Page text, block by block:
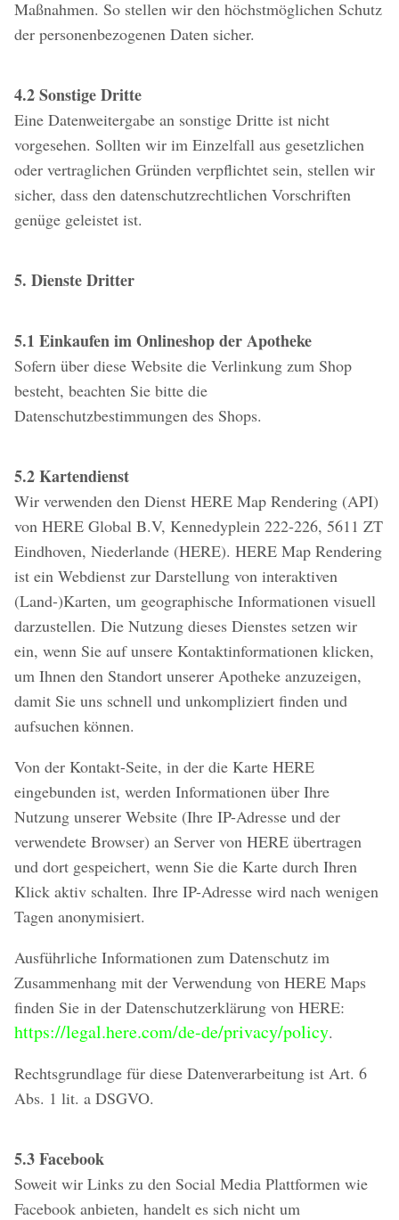
Maßnahmen. So stellen wir den höchstmöglichen Schutz
der personenbezogenen Daten sicher.
4.2 Sonstige Dritte
Eine Datenweitergabe an sonstige Dritte ist nicht
vorgesehen. Sollten wir im Einzelfall aus gesetzlichen
oder vertraglichen Gründen verpflichtet sein, stellen wir
sicher, dass den datenschutzrechtlichen Vorschriften
genüge geleistet ist.
5. Dienste Dritter
5.1 Einkaufen im Onlineshop der Apotheke
Sofern über diese Website die Verlinkung zum Shop
besteht, beachten Sie bitte die
Datenschutzbestimmungen des Shops.
5.2 Kartendienst
Wir verwenden den Dienst HERE Map Rendering (API)
von HERE Global B.V, Kennedyplein 222-226, 5611 ZT
Eindhoven, Niederlande (HERE). HERE Map Rendering
ist ein Webdienst zur Darstellung von interaktiven
(Land-)Karten, um geographische Informationen visuell
darzustellen. Die Nutzung dieses Dienstes setzen wir
ein, wenn Sie auf unsere Kontaktinformationen klicken,
um Ihnen den Standort unserer Apotheke anzuzeigen,
damit Sie uns schnell und unkompliziert finden und
aufsuchen können.
Von der Kontakt-Seite, in der die Karte HERE
eingebunden ist, werden Informationen über Ihre
Nutzung unserer Website (Ihre IP-Adresse und der
verwendete Browser) an Server von HERE übertragen
und dort gespeichert, wenn Sie die Karte durch Ihren
Klick aktiv schalten. Ihre IP-Adresse wird nach wenigen
Tagen anonymisiert.
Ausführliche Informationen zum Datenschutz im
Zusammenhang mit der Verwendung von HERE Maps
finden Sie in der Datenschutzerklärung von HERE:
https://legal.here.com/de-de/privacy/policy.
Rechtsgrundlage für diese Datenverarbeitung ist Art. 6
Abs. 1 lit. a DSGVO.
5.3 Facebook
Soweit wir Links zu den Social Media Plattformen wie
Facebook anbieten, handelt es sich nicht um